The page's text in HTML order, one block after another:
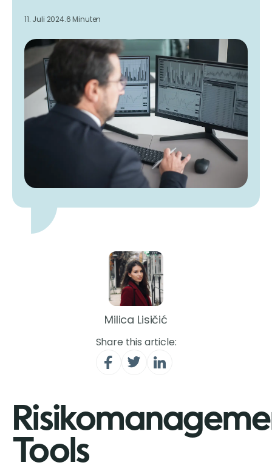
11. Juli 2024.6 Minuten
Milica Lisičić
Share this article:
Tools